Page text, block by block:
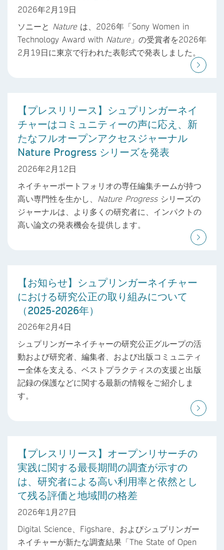
2026年2月19日
ソニーと Natureは、2026年「Sony Women in
Technology Award with Nature」の受賞者を2026年
2月19日に東京で行われた表彰式で発表しました。
【プレスリリース】シュプリンガーネイ
チャーはコミュニティーの声に応え、新
たなフルオープンアクセスジャーナル
Nature Progress シリーズを発表
2026年2月12日
ネイチャーポートフォリオの専任編集チームが持つ
高い専門性を生かし、 Nature Progress シリーズの
ジャーナルは、より多くの研究者に、インパクトの
高い論文の発表機会を提供します。
【お知らせ】シュプリンガーネイチャー
における研究公正の取り組みについて
（2025-2026年）
2026年2月4日
シュプリンガーネイチャーの研究公正グループの活
動および研究者、編集者、および出版コミュニティ
ー全体を支える、ベストプラクティスの支援と出版
記録の保護などに関する最新の情報をご紹介しま
す。
【プレスリリース】オープンリサーチの
実践に関する最長期間の調査が示すの
は、研究者による高い利用率と依然とし
て残る評価と地域間の格差
2026年1月27日
Digital Science、Figshare、およびシュプリンガー
ネイチャーが新たな調査結果「The State of Open